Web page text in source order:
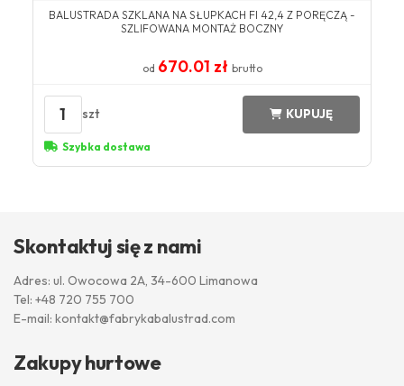
BALUSTRADA SZKLANA NA SŁUPKACH FI 42,4 Z PORĘCZĄ -
SZLIFOWANA MONTAŻ BOCZNY
od 670.01 zł brutto
1 szt KUPUJĘ
Szybka dostawa
Skontaktuj się z nami
Adres: ul. Owocowa 2A, 34-600 Limanowa
Tel: +48 720 755 700
E-mail: kontakt@fabrykabalustrad.com
Zakupy hurtowe